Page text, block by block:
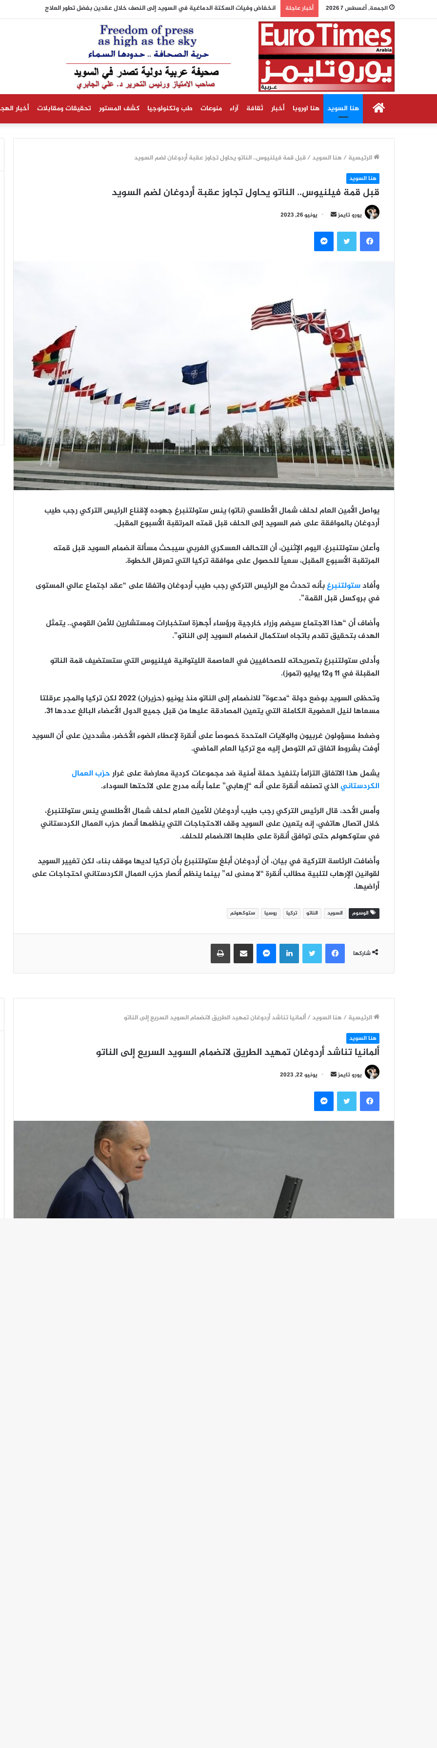
الجمعة, أغسطس 7 2026 أخبار عاجلة انخفاض وفيات السكتة الدماغية في السويد إلى النصف خلال عقدين بفضل تطور العلاج
الرئيسيةهنا السويد هنا اوروبا أخبار ثقافة آراء منوعات طب وتكنولوجيا كشف المستور تحقيقات ومقابلات أخبار
الرئيسية / هنا السويد/قبل قمة فيلنيوس.. الناتو يحاول تجاوز عقبة أردوغان لضم السويد
هنا السويد
قبل قمة فيلنيوس.. الناتو يحاول تجاوز عقبة أردوغان لضم السويد
يورو تايمز
أرسل
إلكترونيا
يونيو 26, 2023
فيسبوكتويتر ماسنجر
يواصل الأمين العام لحلف شمال الأطلسي (ناتو) ينس ستولتنبرغ جهوده لإقناع الرئيس التركي رجب طيب
أردوغان بالموافقة على ضم السويد إلى الحلف قبل قمته المرتقبة الأسبوع المقبل.
وأعلن ستولتنبرغ، اليوم الإثنين، أن التحالف العسكري الغربي سيبحث مسألة انضمام السويد قبل قمته
المرتقبة الأسبوع المقبل، سعياً للحصول على موافقة تركيا التي تعرقل الخطوة.
وأفادستولتنبرغبأنه تحدث مع الرئيس التركي رجب طيب أردوغان واتفقا على “عقد اجتماع عالي المستوى
في بروكسل قبل القمة”.
وأضاف أن “هذا الاجتماع سيضم وزراء خارجية ورؤساء أجهزة استخبارات ومستشارين للأمن القومي.. يتمثل
الهدف بتحقيق تقدم باتجاه استكمال انضمام السويد إلى الناتو”.
وأدلى ستولتنبرغ بتصريحاته للصحافيين في العاصمة الليتوانية فيلنيوس التي ستستضيف قمة الناتو
المقبلة في 11 و12 يوليو (تموز).
وتحظى السويد بوضع دولة “مدعوة” للانضمام إلى الناتو منذ يونيو (حزيران) 2022 لكن تركيا والمجر عرقلتا
مسعاها لنيل العضوية الكاملة التي يتعين المصادقة عليها من قبل جميع الدول الأعضاء البالغ عددها 31.
وضغط مسؤولون غربيون والولايات المتحدة خصوصاً على أنقرة لإعطاء الضوء الأخضر، مشددين على أن السويد
أوفت بشروط اتفاق تم التوصل إليه مع تركيا العام الماضي.
يشمل هذا الاتفاق التزاماً بتنفيذ حملة أمنية ضد مجموعات كردية معارضة على غرارحزب العمال
الكردستانيالذي تصنفه أنقرة على أنه “إرهابي” علماً بأنه مدرج على لائحتها السوداء.
وأمس الأحد، قال الرئيس التركي رجب طيب أردوغان للأمين العام لحلف شمال الأطلسي ينس ستولتنبرغ،
خلال اتصال هاتفي، إنه يتعين على السويد وقف الاحتجاجات التي ينظمها أنصار حزب العمال الكردستاني
في ستوكهولم حتى توافق أنقرة على طلبها الانضمام للحلف.
وأضافت الرئاسة التركية في بيان، أن أردوغان أبلغ ستولتنبرغ بأن تركيا لديها موقف بناء، لكن تغيير السويد
لقوانين الإرهاب لتلبية مطالب أنقرة “لا معنى له” بينما ينظم أنصار حزب العمال الكردستاني احتجاجات على
أراضيها.
الوسوم السويد الناتو تركيا روسيا ستوكهولم
شاركها
فيسبوكتويتر لينكدإنماسنجر مشاركة عبر البريد طباعة